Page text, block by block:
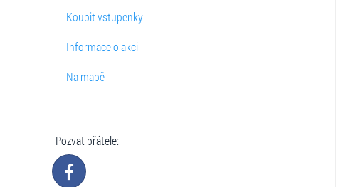
Koupit vstupenky
Informace o akci
Na mapě
Pozvat přátele: